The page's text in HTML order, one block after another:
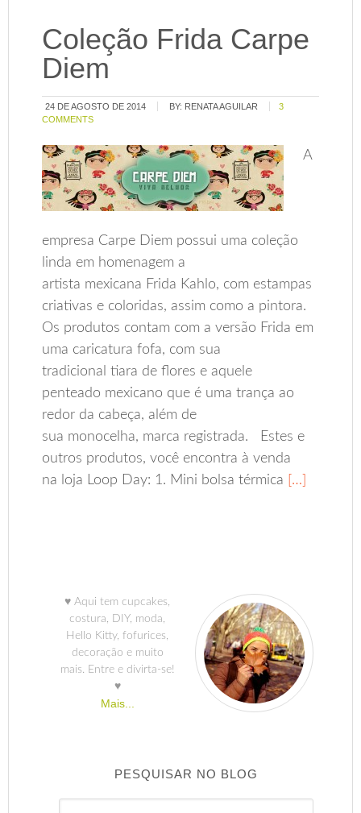
Coleção Frida Carpe
Diem
24 DE AGOSTO DE 2014 BY: RENATA AGUILAR
3
COMMENTS
A
empresa Carpe Diem possui uma coleção
linda em homenagem a
artista mexicana Frida Kahlo, com estampas
criativas e coloridas, assim como a pintora.
Os produtos contam com a versão Frida em
uma caricatura fofa, com sua
tradicional tiara de flores e aquele
penteado mexicano que é uma trança ao
redor da cabeça, além de
sua monocelha, marca registrada. Estes e
outros produtos, você encontra à venda
na loja Loop Day: 1. Mini bolsa térmica […]
♥ Aqui tem cupcakes,
costura, DIY, moda,
Hello Kitty, fofurices,
decoração e muito
mais. Entre e divirta-se!
♥
Mais...
PESQUISAR NO BLOG